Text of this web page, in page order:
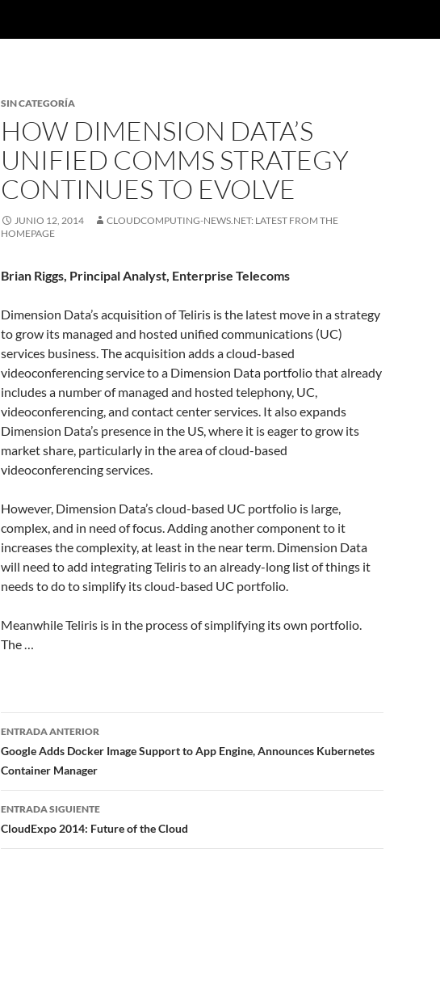
SIN CATEGORÍA
HOW DIMENSION DATA’S
UNIFIED COMMS STRATEGY
CONTINUES TO EVOLVE
JUNIO 12, 2014
CLOUDCOMPUTING-NEWS.NET: LATEST FROM THE
HOMEPAGE
Brian Riggs, Principal Analyst, Enterprise Telecoms
Dimension Data’s acquisition of Teliris is the latest move in a strategy
to grow its managed and hosted unified communications (UC)
services business. The acquisition adds a cloud-based
videoconferencing service to a Dimension Data portfolio that already
includes a number of managed and hosted telephony, UC,
videoconferencing, and contact center services. It also expands
Dimension Data’s presence in the US, where it is eager to grow its
market share, particularly in the area of cloud-based
videoconferencing services.
However, Dimension Data’s cloud-based UC portfolio is large,
complex, and in need of focus. Adding another component to it
increases the complexity, at least in the near term. Dimension Data
will need to add integrating Teliris to an already-long list of things it
needs to do to simplify its cloud-based UC portfolio.
Meanwhile Teliris is in the process of simplifying its own portfolio.
The …
Navegador
de
entradas
ENTRADA ANTERIOR
Google Adds Docker Image Support to App Engine, Announces Kubernetes
Container Manager
ENTRADA SIGUIENTE
CloudExpo 2014: Future of the Cloud